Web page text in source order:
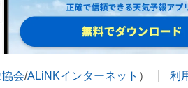
協会/ALiNKインターネット ） 利